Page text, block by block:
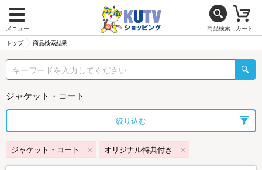
メニュー 商品検索 カート
トップ 商品検索結果
ジャケット・コート
絞り込む
ジャケット・コート オリジナル特典付き